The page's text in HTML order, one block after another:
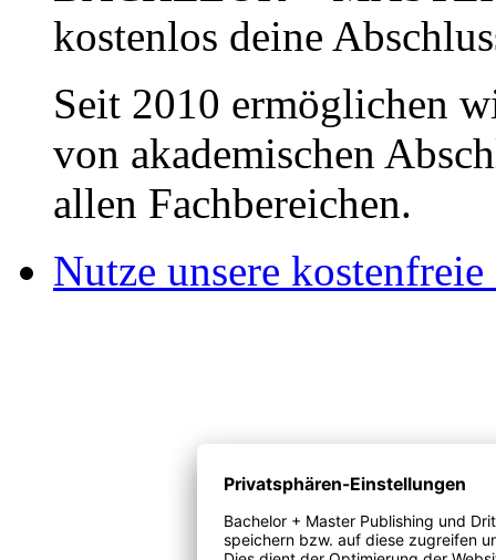
kostenlos deine
Seit 2010 ermöglichen
von akademischen
allen Fachbereichen.
Nutze unsere